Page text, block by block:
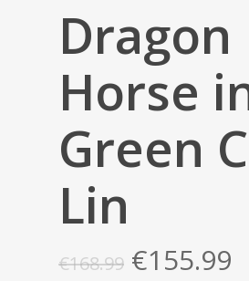
Dragon
Horse
Green
Lin
€168.99 €155.99